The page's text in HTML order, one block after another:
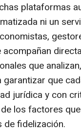
plataformas
ni un
que
garantizar que
jurídica y con
los factores
de fidelización.